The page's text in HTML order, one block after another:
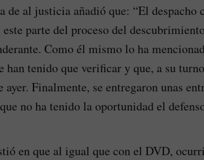
de al justicia añadió que: “El despacho
este parte del proceso del
Como él mismo lo ha
han tenido que verificar y que, a su
ayer. Finalmente, se entregaron unas
no ha tenido la oportunidad el
en que al igual que con el DVD,